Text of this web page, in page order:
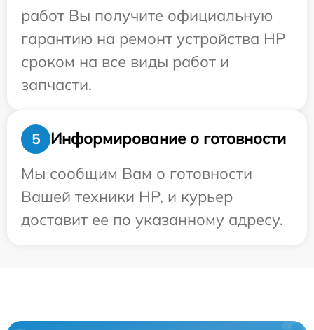
работ Вы получите официальную
гарантию на ремонт устройства HP
сроком на все виды работ и
запчасти.
5
Информирование о готовности
Мы сообщим Вам о готовности
Вашей техники HP, и курьер
доставит ее по указанному адресу.